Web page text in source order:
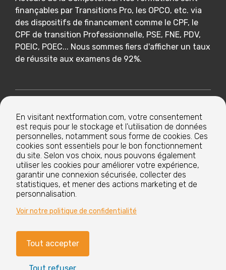
finançables par Transitions Pro, les OPCO, etc. via
des dispositifs de financement comme le CPF, le
CPF de transition Professionnelle, PSE, FNE, PDV,
POEIC, POEC... Nous sommes fiers d'afficher un taux
de réussite aux examens de 92%.
Nos formations
Nos centres de formation
Le groupe
Paramètres cookies
Mentions légales
En visitant nextformation.com, votre consentement
est requis pour le stockage et l'utilisation de données
personnelles, notamment sous forme de cookies. Ces
cookies sont essentiels pour le bon fonctionnement
du site. Selon vos choix, nous pouvons également
utiliser les cookies pour améliorer votre expérience,
garantir une connexion sécurisée, collecter des
statistiques, et mener des actions marketing et de
personnalisation.
Tout accepter
Voir notre politique de confidentialité